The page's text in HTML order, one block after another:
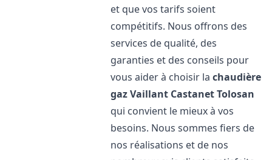
et que vos tarifs soient
compétitifs. Nous offrons des
services de qualité, des
garanties et des conseils pour
vous aider à choisir lachaudière
gaz Vaillant Castanet Tolosan
qui convient le mieux à vos
besoins. Nous sommes fiers de
nos réalisations et de nos